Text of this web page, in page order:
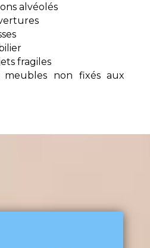
alvéolés
fragiles
meubles non fixés aux